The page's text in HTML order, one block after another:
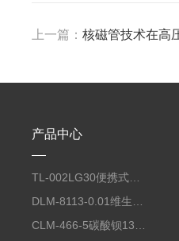
上一篇：核磁管技术在高
产品中心